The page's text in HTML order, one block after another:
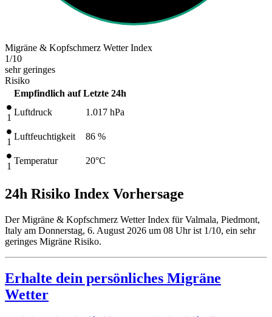
Migräne & Kopfschmerz Wetter Index
1/10
sehr geringes
Risiko
Empfindlich auf Letzte 24h
1
Luftdruck 1.017 hPa
1
Luftfeuchtigkeit 86 %
1
Temperatur 20°C
24h Risiko Index Vorhersage
Der Migräne & Kopfschmerz Wetter Index für Valmala, Piedmont,
Italy am Donnerstag, 6. August 2026 um 08 Uhr ist 1/10, ein sehr
geringes Migräne Risiko.
Erhalte dein persönliches Migräne
Wetter